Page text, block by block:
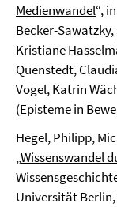
Medienwandel“,
Becker-
Kristiane
Quenstedt,
Vogel, Katrin
(Episteme in
Hegel, Philipp,
„Wissenswandel
Universität Berlin,